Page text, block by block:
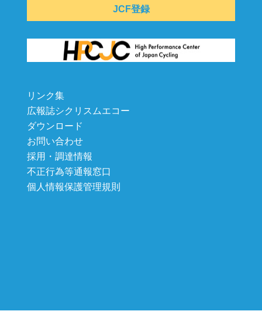
JCF登録
リンク集
広報誌シクリスムエコー
ダウンロード
お問い合わせ
採用・調達情報
不正行為等通報窓口
個人情報保護管理規則